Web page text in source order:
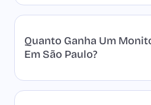
Quanto Ganha Um
Em São Paulo?